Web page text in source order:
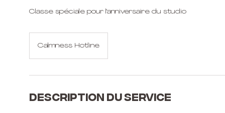
Classe spéciale pour l'anniversaire du studio
Calmness Hotline
Description du service